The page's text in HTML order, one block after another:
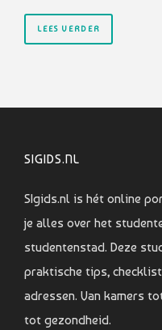
LEES VERDER
SIGIDS.NL
SIgids.nl is hét online
je alles over het
studentenstad. Deze
praktische tips,
adressen. Van kamers
tot gezondheid.